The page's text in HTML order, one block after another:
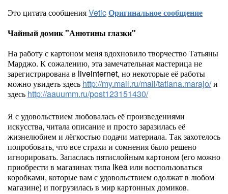
Это цитата сообщенияVeticОригинальное сообщение
Чайный домик "Анютины глазки"
На работу с картоном меня вдохновило творчество Татьяны
Марджо. К сожалению, эта замечательная мастерица не
зарегистрирована в liveinternet, но некоторые её работы
можно увидеть здесь http://my.mail.ru/mail/tatiana.marajo/и
здесь http://aauumm.ru/post123151430/
Я с удовольствием любовалась её произведениями
искусства, читала описание и просто заразилась её
жизнелюбием и лёгкостью подачи материала. Так захотелось
попробовать, что все страхи и сомнения было решено
игнорировать. Запаслась пятислойным картоном (его можно
приобрести в магазинах типа Ikea или воспользоваться
коробками, которые вам с удовольствием одолжат в любом
магазине) и погрузилась в мир картонных домиков.